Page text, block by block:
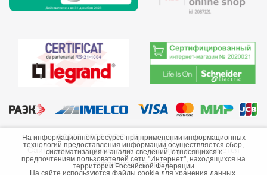
©2013-2026 ООО «Краснодарэлектро»
Сайт носит информационный характер и не является
публичной офертой.
На информационном ресурсе при применении информационных
технологий предоставления информации осуществляется сбор,
систематизация и анализ сведений, относящихся к
предпочтениям пользователей сети "Интернет", находящихся на
территории Российской Федерации
На сайте используются файлы cookie для хранения данных.